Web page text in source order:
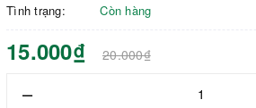
Tình trạng:
Còn hàng
15.000₫ 20.000₫
–